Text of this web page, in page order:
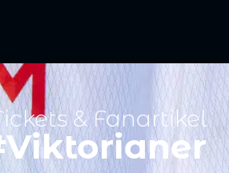
& Fanartikel